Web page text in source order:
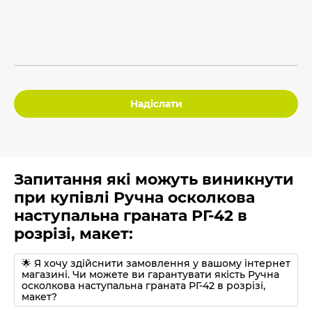
Надіслати
Запитання які можуть виникнути
при купівлі Ручна осколкова
наступальна граната РГ-42 в
розрізі, макет:
🌟 Я хочу здійснити замовлення у вашому інтернет
магазині. Чи можете ви гарантувати якість Ручна
осколкова наступальна граната РГ-42 в розрізі,
макет?